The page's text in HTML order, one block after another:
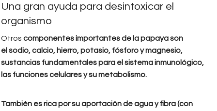
Una gran ayuda para desintoxicar el
organismo
Otros componentes importantes de la papaya son
el sodio, calcio, hierro, potasio, fósforo y magnesio,
sustancias fundamentales para el sistema inmunológico,
las funciones celulares y su metabolismo.
También es rica por su aportación de agua y fibra (con